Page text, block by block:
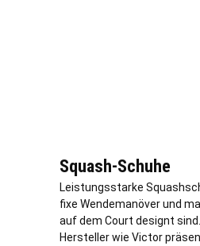
Squash-Schuhe
Leistungsstarke
fixe Wendemanöver und
auf dem Court designt
Hersteller wie Victor